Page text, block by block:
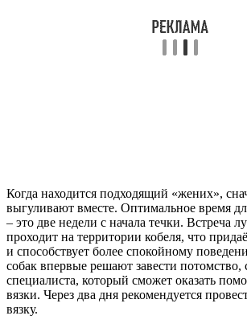
Когда находится подходящий «жених»,
выгуливают вместе. Оптимальное время
– это две недели с начала течки. Встреча
проходит на территории кобеля, что
и способствует более спокойному
собак впервые решают завести потомство,
специалиста, который сможет оказать
вязки. Через два дня рекомендуется
вязку.